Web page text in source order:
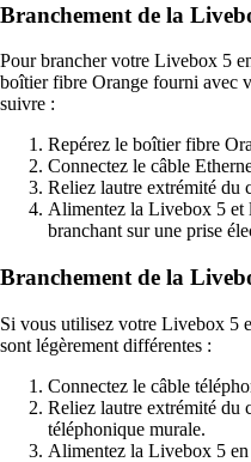
Branchement de la
Pour brancher votre Livebox 5
boîtier fibre Orange fourni avec
suivre :
Repérez le boîtier fibre
Connectez le câble
Reliez lautre extrémité du
Alimentez la Livebox 5 et
branchant sur une prise
Branchement de la
Si vous utilisez votre Livebox 5
sont légèrement différentes :
Connectez le câble
Reliez lautre extrémité du
téléphonique murale.
Alimentez la Livebox 5 en